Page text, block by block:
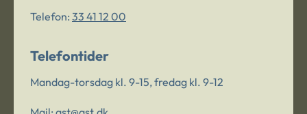
Telefon: 33 41 12 00
Telefontider
Mandag-torsdag kl. 9-15, fredag kl. 9-12